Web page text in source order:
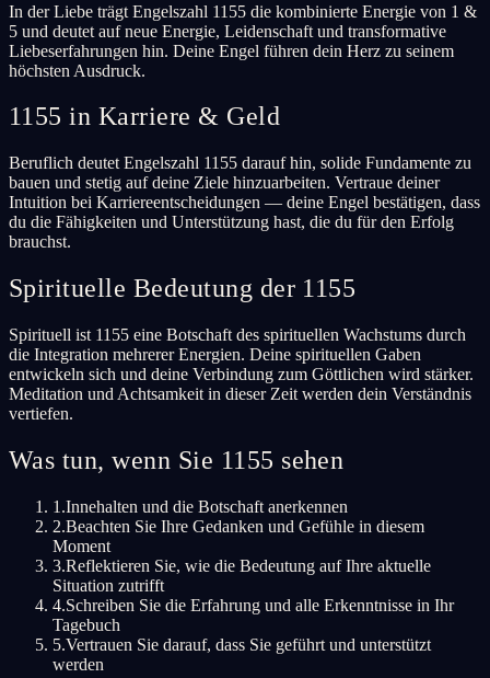
In der Liebe trägt Engelszahl 1155 die kombinierte Energie von 1 &
5 und deutet auf neue Energie, Leidenschaft und transformative
Liebeserfahrungen hin. Deine Engel führen dein Herz zu seinem
höchsten Ausdruck.
1155 in Karriere & Geld
Beruflich deutet Engelszahl 1155 darauf hin, solide Fundamente zu
bauen und stetig auf deine Ziele hinzuarbeiten. Vertraue deiner
Intuition bei Karriereentscheidungen — deine Engel bestätigen, dass
du die Fähigkeiten und Unterstützung hast, die du für den Erfolg
brauchst.
Spirituelle Bedeutung der 1155
Spirituell ist 1155 eine Botschaft des spirituellen Wachstums durch
die Integration mehrerer Energien. Deine spirituellen Gaben
entwickeln sich und deine Verbindung zum Göttlichen wird stärker.
Meditation und Achtsamkeit in dieser Zeit werden dein Verständnis
vertiefen.
Was tun, wenn Sie 1155 sehen
1.Innehalten und die Botschaft anerkennen
2.Beachten Sie Ihre Gedanken und Gefühle in diesem
Moment
3.Reflektieren Sie, wie die Bedeutung auf Ihre aktuelle
Situation zutrifft
4.Schreiben Sie die Erfahrung und alle Erkenntnisse in Ihr
Tagebuch
5.Vertrauen Sie darauf, dass Sie geführt und unterstützt
werden